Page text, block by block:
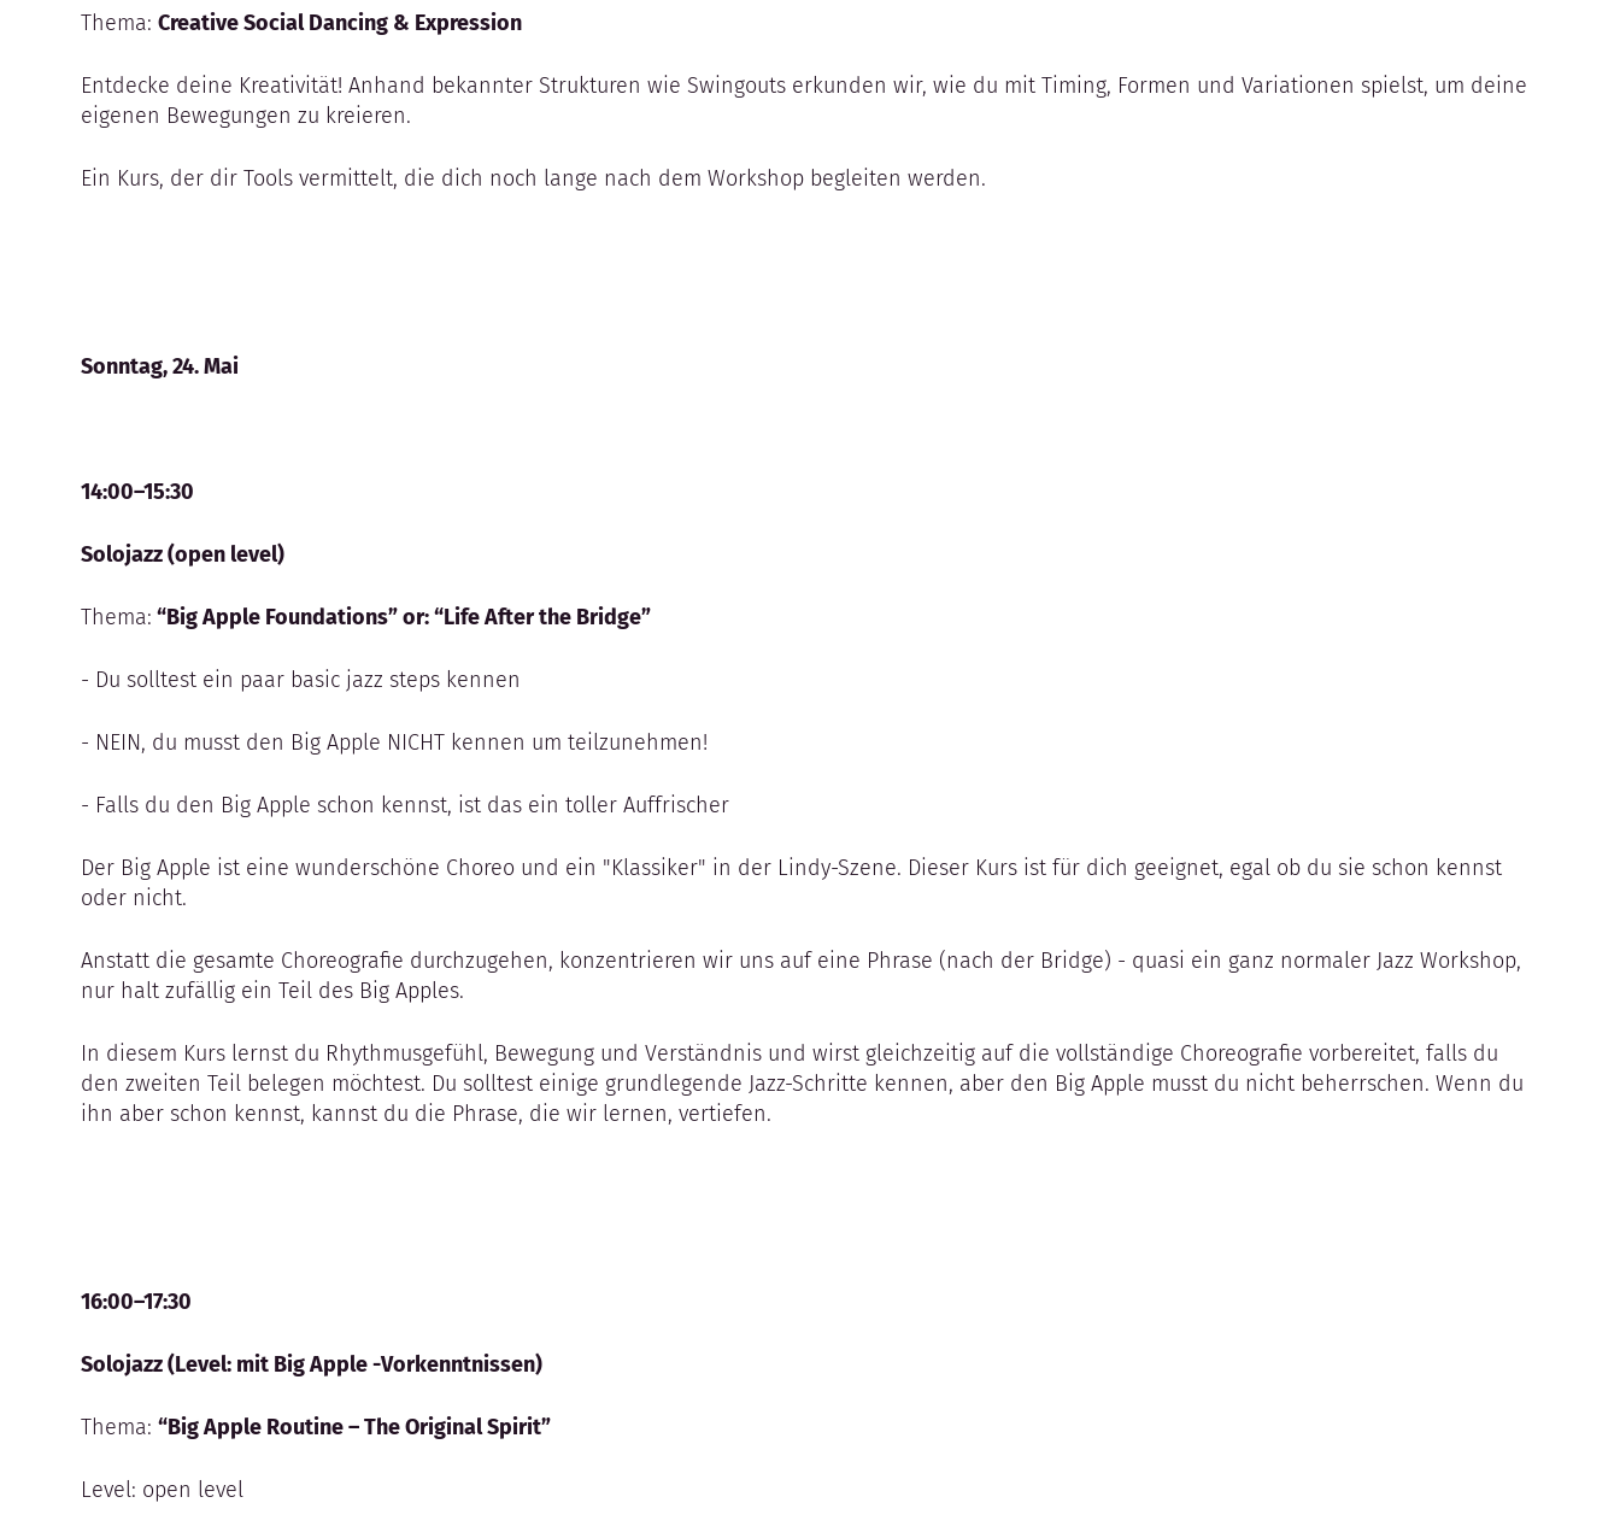
Thema:Creative Social Dancing & Expression
Entdecke deine Kreativität! Anhand bekannter Strukturen wie Swingouts erkunden wir, wie du mit Timing, Formen und Variationen spielst, um deine
eigenen Bewegungen zu kreieren.
Ein Kurs, der dir Tools vermittelt, die dich noch lange nach dem Workshop begleiten werden.
Sonntag, 24. Mai
14:00–15:30
Solojazz (open level)
Thema: “Big Apple Foundations” or: “Life After the Bridge”
- Du solltest ein paar basic jazz steps kennen
- NEIN, du musst den Big Apple NICHT kennen um teilzunehmen!
- Falls du den Big Apple schon kennst, ist das ein toller Auffrischer
Der Big Apple ist eine wunderschöne Choreo und ein "Klassiker" in der Lindy-Szene. Dieser Kurs ist für dich geeignet, egal ob du sie schon kennst
oder nicht.
Anstatt die gesamte Choreografie durchzugehen, konzentrieren wir uns auf eine Phrase (nach der Bridge) - quasi ein ganz normaler Jazz Workshop,
nur halt zufällig ein Teil des Big Apples.
In diesem Kurs lernst du Rhythmusgefühl, Bewegung und Verständnis und wirst gleichzeitig auf die vollständige Choreografie vorbereitet, falls du
den zweiten Teil belegen möchtest. Du solltest einige grundlegende Jazz-Schritte kennen, aber den Big Apple musst du nicht beherrschen. Wenn du
ihn aber schon kennst, kannst du die Phrase, die wir lernen, vertiefen.
16:00–17:30
Solojazz (Level: mit Big Apple -Vorkenntnissen)
Thema:“Big Apple Routine – The Original Spirit”
Level: open level